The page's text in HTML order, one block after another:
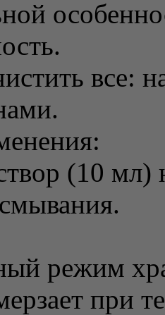
все:
(10 мл)
режим
при